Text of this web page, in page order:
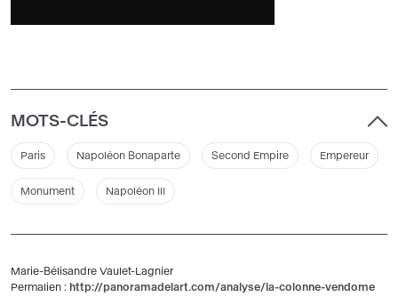
MOTS-CLÉS
Paris Napoléon Bonaparte Second Empire Empereur
Monument Napoléon III
Marie-Bélisandre Vaulet-Lagnier
Permalien : http://panoramadelart.com/analyse/la-colonne-vendome